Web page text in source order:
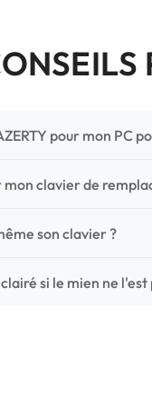
pour mon PC
trois points critiques
clavier de
de vos touches.
son clavier ?
très économique !
si le mien ne l'est